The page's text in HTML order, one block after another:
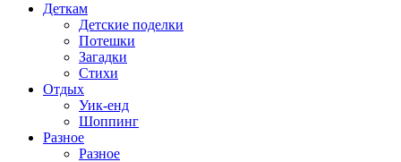
Деткам
Детские поделки
Потешки
Загадки
Стихи
Отдых
Уик-енд
Шоппинг
Разное
Разное